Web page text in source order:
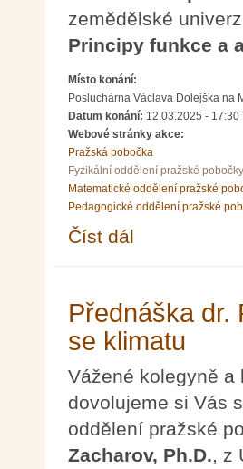
zemědělské
Principy funkce a
Místo konání:
Posluchárna Václava Dolejška na
Datum konání: 12.03.2025 - 17:30
Webové stránky akce:
Pražská pobočka
Fyzikální oddělení pražské pobočky
Matematické oddělení pražské
Pedagogické oddělení pražské
Číst dál
Přednáška dr.
se klimatu
Vážené kolegyně a
dovolujeme si Vás
oddělení pražské
Zacharov, Ph.D. ,